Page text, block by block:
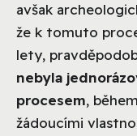
avšak
že k tomuto
lety,
nebyla
procesem,
žádoucími